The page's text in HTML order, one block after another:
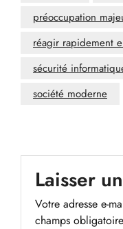
préoccupation
réagir rapidement
sécurité
société moderne
Laisser
Votre adresse e-
champs